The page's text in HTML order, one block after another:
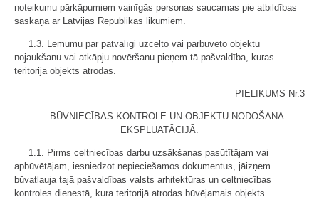
noteikumu pārkāpumiem vainīgās personas saucamas pie atbildības
saskaņā ar Latvijas Republikas likumiem.
1.3. Lēmumu par patvaļīgi uzcelto vai pārbūvēto objektu
nojaukšanu vai atkāpju novēršanu pieņem tā pašvaldība, kuras
teritorijā objekts atrodas.
PIELIKUMS Nr.3
BŪVNIECĪBAS KONTROLE UN OBJEKTU NODOŠANA
EKSPLUATĀCIJĀ.
1.1. Pirms celtniecības darbu uzsākšanas pasūtītājam vai
apbūvētājam, iesniedzot nepieciešamos dokumentus, jāizņem
būvatļauja tajā pašvaldības valsts arhitektūras un celtniecības
kontroles dienestā, kura teritorijā atrodas būvējamais objekts.